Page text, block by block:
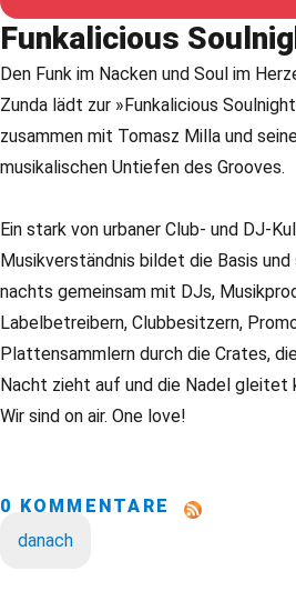
Funkalicious
Den Funk im Nacken und Soul im
Zunda lädt zur »Funkalicious
zusammen mit Tomasz Milla und
musikalischen Untiefen des Grooves.
Ein stark von urbaner Club- und DJ-
Musikverständnis bildet die Basis
nachts gemeinsam mit DJs,
Labelbetreibern, Clubbesitzern,
Plattensammlern durch die Crates,
Nacht zieht auf und die Nadel gleitet
Wir sind on air. One love!
0 KOMMENTARE
danach